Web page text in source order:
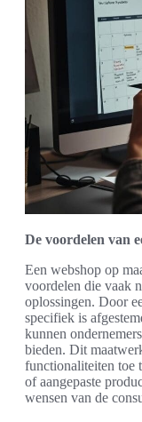
De voordelen van
Een webshop op
voordelen die vaak
oplossingen. Door
specifiek is
kunnen
bieden. Dit
functionaliteiten toe
of aangepaste
wensen van de